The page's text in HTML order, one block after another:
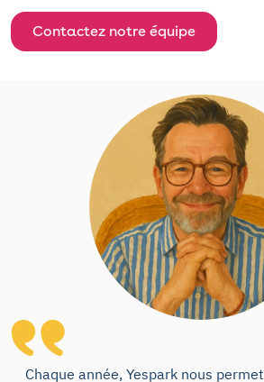
Contactez notre équipe
Chaque année, Yespark nous permet